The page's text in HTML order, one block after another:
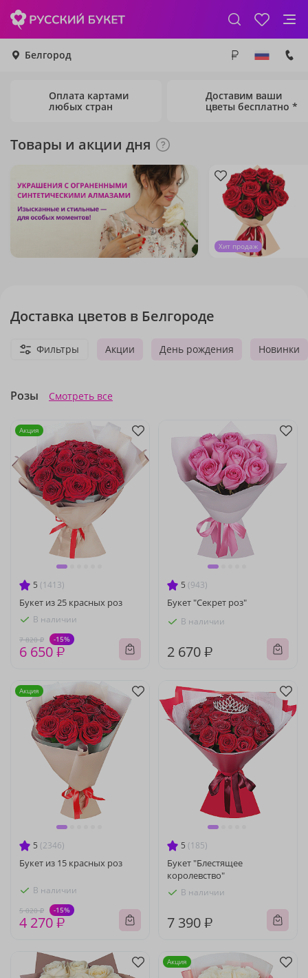
Белгород
Оплата картами
любых стран
Доставим ваши
цветы бесплатно *
Товары и акции дня
Хит продаж
Доставка цветов в Белгороде
Акции День рождения Новинки
Фильтры
Розы Смотреть все
5 (1413)
Букет из 25 красных роз
В наличии
7 820 ₽ -15%
6 650 ₽
Акция
5 (943)
Букет "Секрет роз"
В наличии
2 670 ₽
5 (2346)
Букет из 15 красных роз
В наличии
5 020 ₽ -15%
4 270 ₽
Акция
5 (185)
Букет "Блестящее
королевство"
В наличии
7 390 ₽
Акция